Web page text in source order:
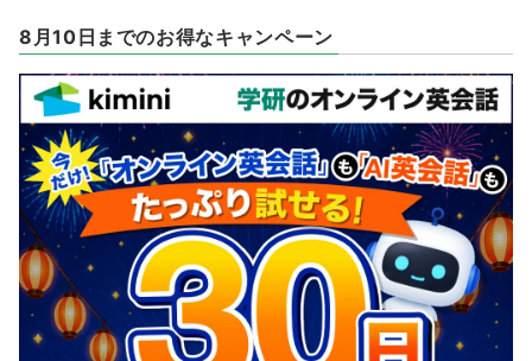
8月10日までのお得なキャンペーン